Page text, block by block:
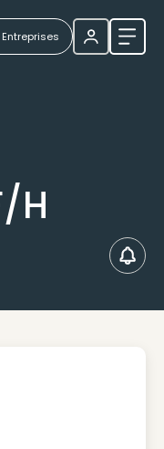
Entreprises
H